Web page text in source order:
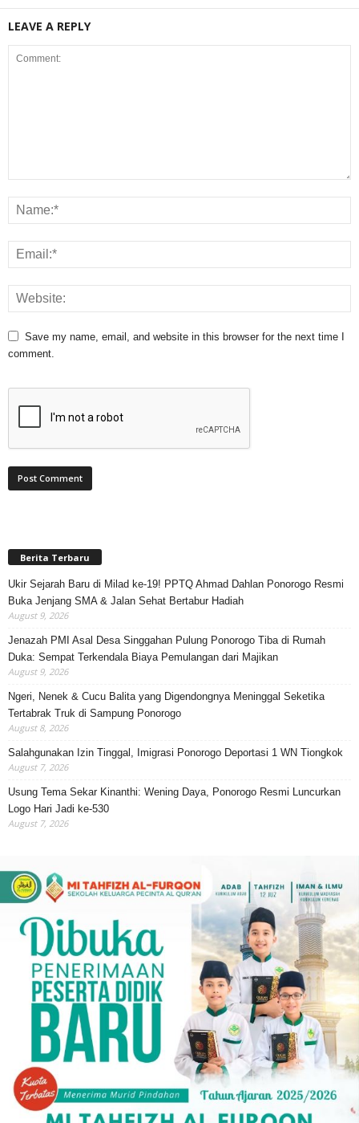
LEAVE A REPLY
Save my name, email, and website in this browser for the next time I
comment.
Berita Terbaru
Ukir Sejarah Baru di Milad ke-19! PPTQ Ahmad Dahlan Ponorogo Resmi
Buka Jenjang SMA & Jalan Sehat Bertabur Hadiah
August 9, 2026
Jenazah PMI Asal Desa Singgahan Pulung Ponorogo Tiba di Rumah
Duka: Sempat Terkendala Biaya Pemulangan dari Majikan
August 9, 2026
Ngeri, Nenek & Cucu Balita yang Digendongnya Meninggal Seketika
Tertabrak Truk di Sampung Ponorogo
August 8, 2026
Salahgunakan Izin Tinggal, Imigrasi Ponorogo Deportasi 1 WN Tiongkok
August 7, 2026
Usung Tema Sekar Kinanthi: Wening Daya, Ponorogo Resmi Luncurkan
Logo Hari Jadi ke-530
August 7, 2026